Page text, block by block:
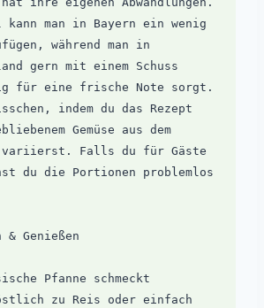
kann man in Bayern ein wenig
während man in
gern mit einem Schuss
für eine frische Note sorgt.
indem du das Rezept
Gemüse aus dem
variierst. Falls du für Gäste
du die Portionen problemlos
Genießen
Pfanne schmeckt
zu Reis oder einfach